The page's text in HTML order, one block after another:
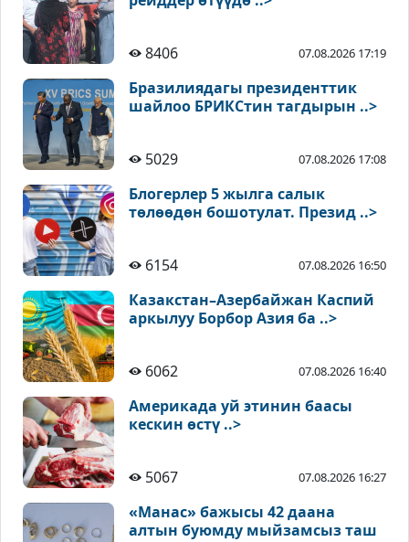
8406 07.08.2026 17:19
Бразилиядагы президенттик
шайлоо БРИКСтин тагдырын ..>
5029 07.08.2026 17:08
Блогерлер 5 жылга салык
төлөөдөн бошотулат. Презид ..>
6154 07.08.2026 16:50
Казакстан–Азербайжан Каспий
аркылуу Борбор Азия ба ..>
6062 07.08.2026 16:40
Америкада уй этинин баасы
кескин өстү ..>
5067 07.08.2026 16:27
«Манас» бажысы 42 даана
алтын буюмду мыйзамсыз таш